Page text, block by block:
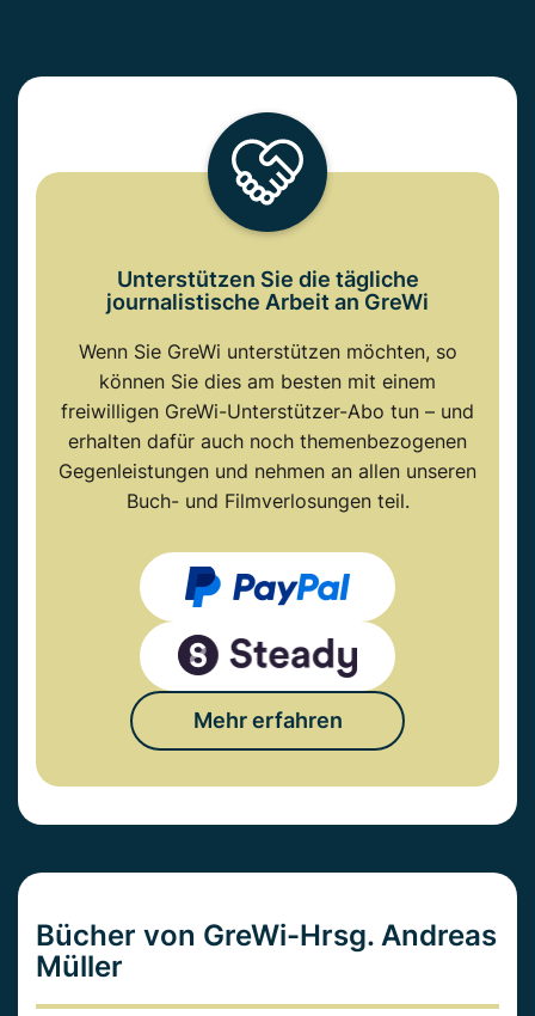
Unterstützen Sie die tägliche
journalistische Arbeit an GreWi
Wenn Sie GreWi unterstützen möchten, so
können Sie dies am besten mit einem
freiwilligen GreWi-Unterstützer-Abo tun – und
erhalten dafür auch noch themenbezogenen
Gegenleistungen und nehmen an allen unseren
Buch- und Filmverlosungen teil.
Mehr erfahren
Bücher von GreWi-Hrsg. Andreas
Müller